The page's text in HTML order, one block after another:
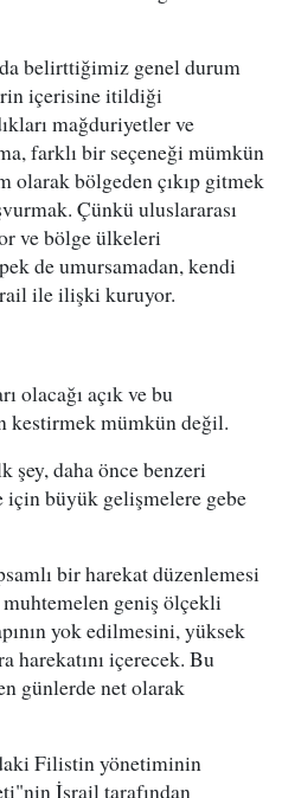
belirttiğimiz genel durum
içerisine itildiği
mağduriyetler ve
farklı bir seçeneği mümkün
olarak bölgeden çıkıp gitmek
Çünkü uluslararası
ve bölge ülkeleri
de umursamadan, kendi
ile ilişki kuruyor.
olacağı açık ve bu
kestirmek mümkün değil.
şey, daha önce benzeri
için büyük gelişmelere gebe
bir harekat düzenlemesi
geniş ölçekli
yok edilmesini, yüksek
harekatını içerecek. Bu
günlerde net olarak
Filistin yönetiminin
İsrail tarafından